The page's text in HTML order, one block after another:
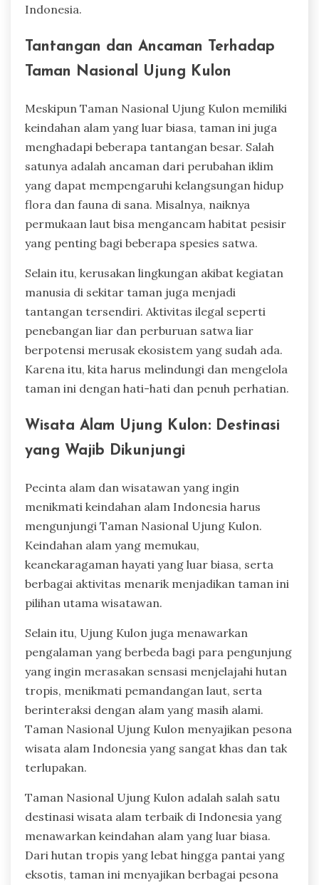
Indonesia.
Tantangan dan Ancaman Terhadap
Taman Nasional Ujung Kulon
Meskipun Taman Nasional Ujung Kulon memiliki
keindahan alam yang luar biasa, taman ini juga
menghadapi beberapa tantangan besar. Salah
satunya adalah ancaman dari perubahan iklim
yang dapat mempengaruhi kelangsungan hidup
flora dan fauna di sana. Misalnya, naiknya
permukaan laut bisa mengancam habitat pesisir
yang penting bagi beberapa spesies satwa.
Selain itu, kerusakan lingkungan akibat kegiatan
manusia di sekitar taman juga menjadi
tantangan tersendiri. Aktivitas ilegal seperti
penebangan liar dan perburuan satwa liar
berpotensi merusak ekosistem yang sudah ada.
Karena itu, kita harus melindungi dan mengelola
taman ini dengan hati-hati dan penuh perhatian.
Wisata Alam Ujung Kulon: Destinasi
yang Wajib Dikunjungi
Pecinta alam dan wisatawan yang ingin
menikmati keindahan alam Indonesia harus
mengunjungi Taman Nasional Ujung Kulon.
Keindahan alam yang memukau,
keanekaragaman hayati yang luar biasa, serta
berbagai aktivitas menarik menjadikan taman ini
pilihan utama wisatawan.
Selain itu, Ujung Kulon juga menawarkan
pengalaman yang berbeda bagi para pengunjung
yang ingin merasakan sensasi menjelajahi hutan
tropis, menikmati pemandangan laut, serta
berinteraksi dengan alam yang masih alami.
Taman Nasional Ujung Kulon menyajikan pesona
wisata alam Indonesia yang sangat khas dan tak
terlupakan.
Taman Nasional Ujung Kulon adalah salah satu
destinasi wisata alam terbaik di Indonesia yang
menawarkan keindahan alam yang luar biasa.
Dari hutan tropis yang lebat hingga pantai yang
eksotis, taman ini menyajikan berbagai pesona